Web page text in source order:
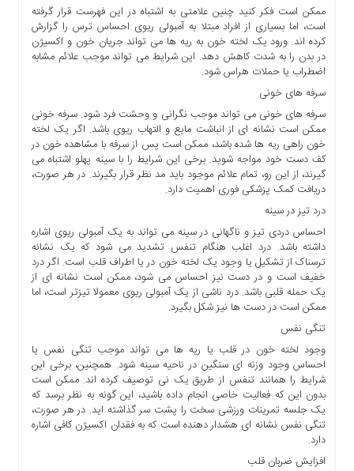
تعرفه
درباره
اخبار
سایت
ارتباط
برگه
نمونه
تعرفه
درباره
چند
رسانه
ارتباط
برگه
نمونه
تعرفه
ممکن است فکر کنید چنین علامتی به اشتباه در این فهرست قرار گرفته
است، اما بسیاری از افراد مبتلا به آمبولی ریوی احساس ترس را گزارش
کرده اند. ورود یک لخته خون به ریه ها می تواند جریان خون و اکسیژن
در بدن را به شدت کاهش دهد. این شرایط می تواند موجب علائم مشابه
اضطراب یا حملات هراس شود.
سرفه های خونی
سرفه های خونی می تواند موجب نگرانی و وحشت فرد شود. سرفه خونی
ممکن است نشانه ای از انباشت مایع و التهاب ریوی باشد. اگر یک لخته
خون راهی ریه ها شده باشد، ممکن است پس از سرفه با مشاهده خون در
کف دست خود مواجه شوید. برخی این شرایط را با سینه پهلو اشتباه می
گیرند، از این رو، تمام علائم موجود باید مد نظر قرار بگیرند. در هر صورت،
دریافت کمک پزشکی فوری اهمیت دارد.
درد تیز در سینه
احساس دردی تیز و ناگهانی در سینه می تواند به یک آمبولی ریوی اشاره
داشته باشد. درد اغلب هنگام تنفس تشدید می شود که یک نشانه
ترسناک از تشکیل یا وجود یک لخته خون در یا اطراف قلب است. اگر درد
خفیف است و در دست نیز احساس می شود، ممکن است نشانه ای از
یک حمله قلبی باشد. درد ناشی از یک آمبولی ریوی معمولا تیزتر است، اما
ممکن است در دست ها نیز شکل بگیرد.
تنگی نفس
وجود لخته خون در قلب یا ریه ها می تواند موجب تنگی نفس یا
احساس وجود وزنه ای سنگین در ناحیه سینه شود. همچنین، برخی این
شرایط را همانند تنفس از طریق یک نی توصیف کرده اند. ممکن است
بدون این که فعالیت خاصی انجام داده باشید، این گونه به نظر برسد که
یک جلسه تمرینات ورزشی سخت را پشت سر گذاشته اید. در هر صورت،
تنگی نفس نشانه ای هشدار دهنده است که به فقدان اکسیژن کافی اشاره
دارد.
افزایش ضربان قلب